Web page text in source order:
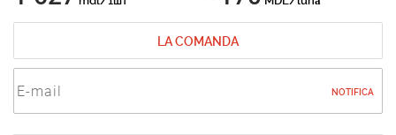
LA COMANDA
NOTIFICA